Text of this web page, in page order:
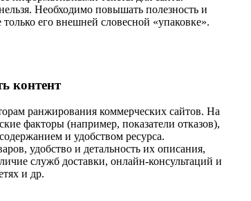
Необходимо повышать полезность и
только его внешней словесной «упаковке».
контент
ранжирования коммерческих сайтов. На
факторы (например, показатели отказов),
и удобством ресурса.
удобство и детальность их описания,
служб доставки, онлайн-консультаций и
и др.